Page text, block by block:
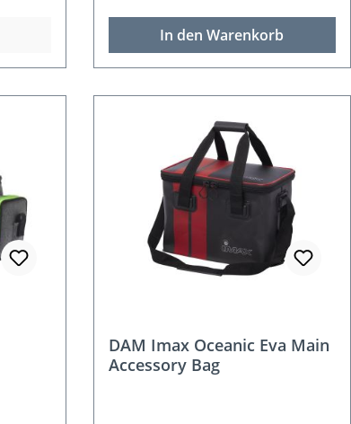
In den Warenkorb
DAM Imax Oceanic Eva Main
Accessory Bag